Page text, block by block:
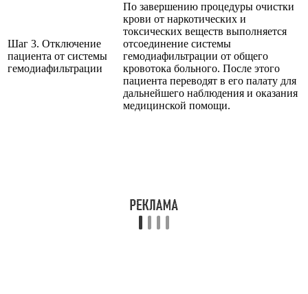
Шаг 3. Отключение
пациента от системы
гемодиафильтрации
По завершению процедуры очистки
крови от наркотических и
токсических веществ выполняется
отсоединение системы
гемодиафильтрации от общего
кровотока больного. После этого
пациента переводят в его палату для
дальнейшего наблюдения и оказания
медицинской помощи.